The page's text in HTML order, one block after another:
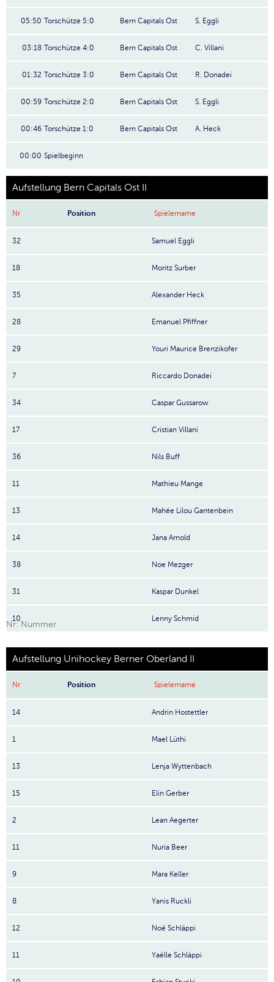
05:50 Torschütze 5:0 Bern Capitals Ost S. Eggli
03:18 Torschütze 4:0 Bern Capitals Ost C. Villani
01:32 Torschütze 3:0 Bern Capitals Ost R. Donadei
00:59 Torschütze 2:0 Bern Capitals Ost S. Eggli
00:46 Torschütze 1:0 Bern Capitals Ost A. Heck
00:00 Spielbeginn
Aufstellung Bern Capitals Ost II
Nr Position Spielername
32 Samuel Eggli
18 Moritz Surber
35 Alexander Heck
28 Emanuel Pfiffner
29 Youri Maurice Brenzikofer
7 Riccardo Donadei
34 Caspar Gussarow
17 Cristian Villani
36 Nils Buff
11 Mathieu Mange
13 Mahée Lilou Gantenbein
14 Jana Arnold
38 Noe Mezger
31 Kaspar Dunkel
10 Lenny Schmid
Nr: Nummer
Aufstellung Unihockey Berner Oberland II
Nr Position Spielername
14 Andrin Hostettler
1 Mael Lüthi
13 Lenja Wyttenbach
15 Elin Gerber
2 Lean Aegerter
11 Nuria Beer
9 Mara Keller
8 Yanis Ruckli
12 Noé Schläppi
11 Yaëlle Schläppi